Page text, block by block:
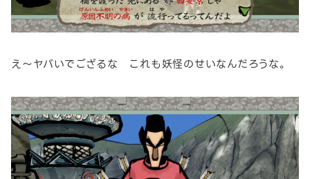
え～ヤバいでござるな これも妖怪のせいなんだろうな。